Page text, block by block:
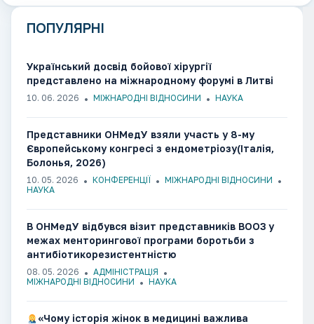
ПОПУЛЯРНІ
Український досвід бойової хірургії
представлено на міжнародному форумі в Литві
10. 06. 2026 МІЖНАРОДНІ ВІДНОСИНИ НАУКА
Представники ОНМедУ взяли участь у 8-му
Європейському конгресі з ендометріозу(Італія,
Болонья, 2026)
10. 05. 2026 КОНФЕРЕНЦІЇ
МІЖНАРОДНІ ВІДНОСИНИ
НАУКА
В ОНМедУ відбувся візит представників ВООЗ у
межах менторингової програми боротьби з
антибіотикорезистентністю
08. 05. 2026
АДМІНІСТРАЦІЯ
МІЖНАРОДНІ ВІДНОСИНИ
НАУКА
«Чому історія жінок в медицині важлива